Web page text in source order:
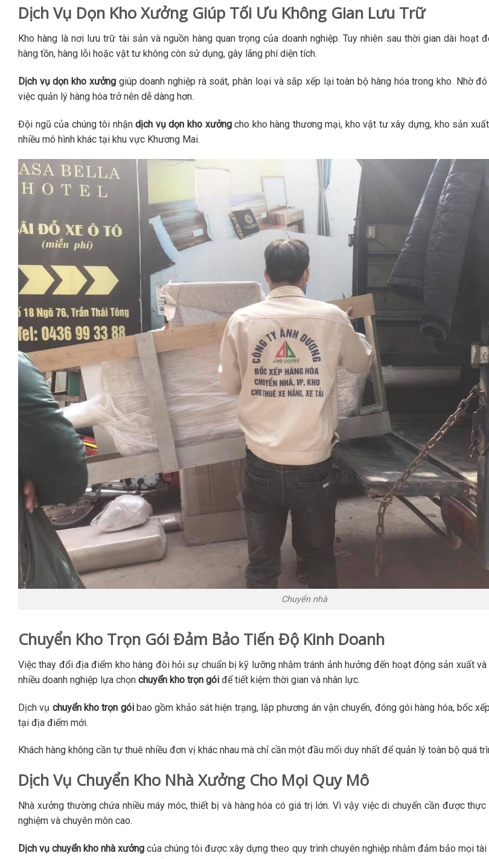
Dịch Vụ Dọn Kho Xưởng Giúp Tối Ưu Không Gian Lưu Trữ
Kho hàng là nơi lưu trữ tài sản và nguồn hàng quan trọng của doanh nghiệp. Tuy nhiên sau thời gian dài hoạt
hàng tồn, hàng lỗi hoặc vật tư không còn sử dụng, gây lãng phí diện tích.
Dịch vụ dọn kho xưởnggiúp doanh nghiệp rà soát, phân loại và sắp xếp lại toàn bộ hàng hóa trong kho. Nhờ
việc quản lý hàng hóa trở nên dễ dàng hơn.
Đội ngũ của chúng tôi nhậndịch vụ dọn kho xưởngcho kho hàng thương mại, kho vật tư xây dựng, kho sản
nhiều mô hình khác tại khu vực Khương Mai.
Chuyển nhà
Chuyển Kho Trọn Gói Đảm Bảo Tiến Độ Kinh Doanh
Việc thay đổi địa điểm kho hàng đòi hỏi sự chuẩn bị kỹ lưỡng nhằm tránh ảnh hưởng đến hoạt động sản xuất và
nhiều doanh nghiệp lựa chọn chuyển kho trọn gói để tiết kiệm thời gian và nhân lực.
Dịch vụ chuyển kho trọn góibao gồm khảo sát hiện trạng, lập phương án vận chuyển, đóng gói hàng hóa, bốc
tại địa điểm mới.
Khách hàng không cần tự thuê nhiều đơn vị khác nhau mà chỉ cần một đầu mối duy nhất để quản lý toàn bộ quá
Dịch Vụ Chuyển Kho Nhà Xưởng Cho Mọi Quy Mô
Nhà xưởng thường chứa nhiều máy móc, thiết bị và hàng hóa có giá trị lớn. Vì vậy việc di chuyển cần được
nghiệm và chuyên môn cao.
Dịch vụ chuyển kho nhà xưởng của chúng tôi được xây dựng theo quy trình chuyên nghiệp nhằm đảm bảo mọi